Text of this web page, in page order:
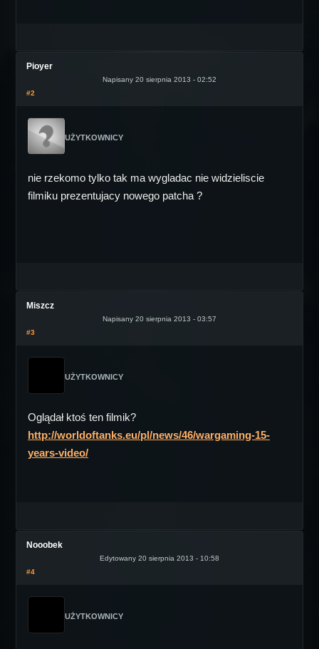
Pioyer
Napisany 20 sierpnia 2013 - 02:52
#2
UŻYTKOWNICY
nie rzekomo tylko tak ma wygladac nie widzieliscie
filmiku prezentujacy nowego patcha ?
Miszcz
Napisany 20 sierpnia 2013 - 03:57
#3
UŻYTKOWNICY
Oglądał ktoś ten filmik?
http://worldoftanks.eu/pl/news/46/wargaming-15-
years-video/
Nooobek
Edytowany 20 sierpnia 2013 - 10:58
#4
UŻYTKOWNICY